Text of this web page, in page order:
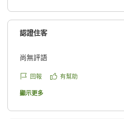
認證住客
尚無評語
回報 有幫助
顯示更多